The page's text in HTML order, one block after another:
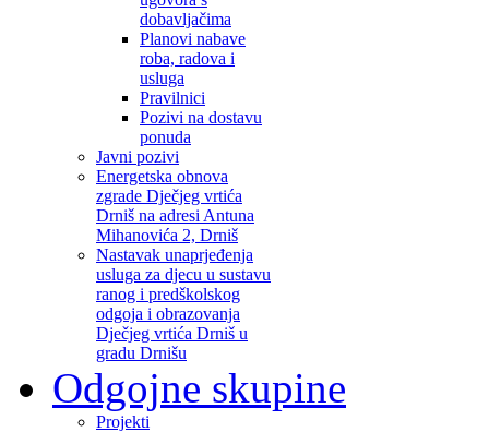
dobavljačima
Planovi nabave
roba, radova i
usluga
Pravilnici
Pozivi na dostavu
ponuda
Javni pozivi
Energetska obnova
zgrade Dječjeg vrtića
Drniš na adresi Antuna
Mihanovića 2, Drniš
Nastavak unaprjeđenja
usluga za djecu u sustavu
ranog i predškolskog
odgoja i obrazovanja
Dječjeg vrtića Drniš u
gradu Drnišu
Odgojne skupine
Projekti